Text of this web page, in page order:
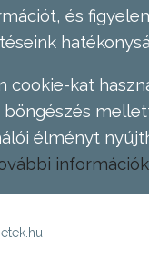
és
cookie-kat
böngészés
élményt
információk